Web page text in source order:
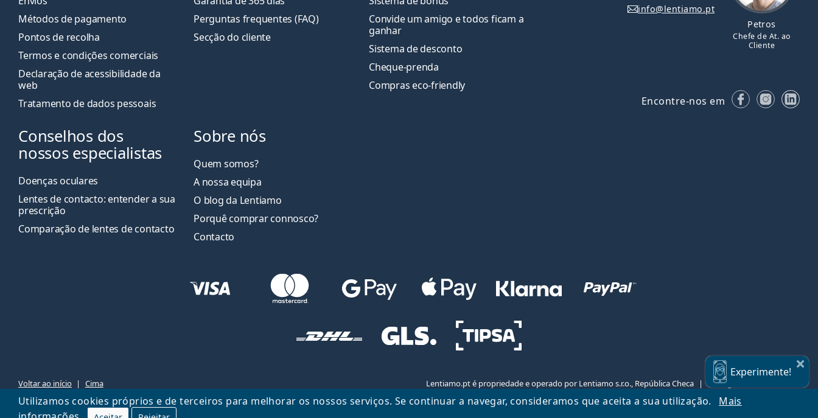
Utilizamos cookies próprios e de terceiros para melhorar os nossos serviços. Se continuar a navegar, consideramos que aceita a sua utilização.
Mais
Experimente!
Petros
Chefe de At. ao
Cliente
info@lentiamo.pt
Métodos de pagamento
Pontos de recolha
Termos e condições comerciais
Declaração de acessibilidade da
web
Tratamento de dados pessoais
Perguntas frequentes (FAQ)
Secção do cliente
Convide um amigo e todos ficam a
ganhar
Sistema de desconto
Cheque-prenda
Compras eco-friendly
Conselhos dos
nossos especialistas
Doenças oculares
Lentes de contacto: entender a sua
prescrição
Comparação de lentes de contacto
Sobre nós
Quem somos?
A nossa equipa
O blog da Lentiamo
Porquê comprar connosco?
Contacto
Encontre-nos em Facebook
Voltar ao início Cima Lentiamo.pt é propriedade e operado por Lentiamo s.r.o., República Checa Consigo durante 18 anos.